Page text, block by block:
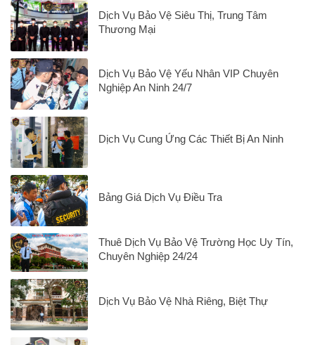
Dịch Vụ Bảo Vệ Siêu Thị, Trung Tâm
Thương Mại
Dịch Vụ Bảo Vệ Yếu Nhân VIP Chuyên
Nghiệp An Ninh 24/7
Dịch Vụ Cung Ứng Các Thiết Bị An Ninh
Bảng Giá Dịch Vụ Điều Tra
Thuê Dịch Vụ Bảo Vệ Trường Học Uy Tín,
Chuyên Nghiệp 24/24
Dịch Vụ Bảo Vệ Nhà Riêng, Biệt Thự